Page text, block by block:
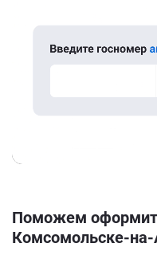
Поможем
Комсомольске-